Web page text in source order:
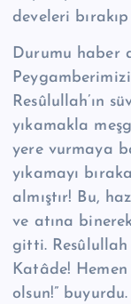
develeri
Durumu haber
Re­sû­lul­lah’ın
yıkamakla
yere vurmaya
yıkamayı
almıştır! Bu,
ve atına
gitti. Re­sû­lul­lah
Katâde!
olsun!”